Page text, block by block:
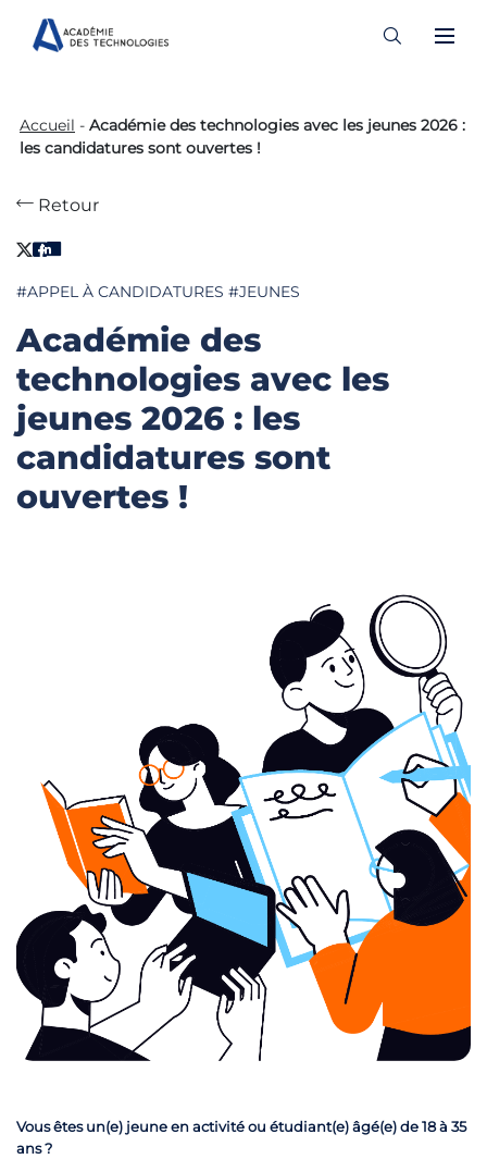
content
Accueil - Académie des technologies avec les jeunes 2026 :
les candidatures sont ouvertes !
Retour
#APPEL À CANDIDATURES #JEUNES
Académie des
technologies avec les
jeunes 2026 : les
candidatures sont
ouvertes !
Vous êtes un(e) jeune en activité ou étudiant(e) âgé(e) de 18 à 35
ans ?